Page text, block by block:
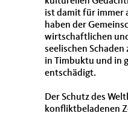
ist damit für immer
haben der
wirtschaftlichen
seelischen
in Timbuktu und in
entschädigt.
Der Schutz des
konfliktbeladenen